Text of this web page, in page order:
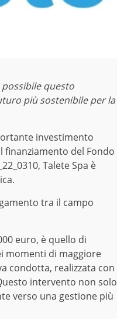
questo
più sostenibile per la
investimento
finanziamento del Fondo
Talete Spa è
tra il campo
euro, è quello di
momenti di maggiore
condotta, realizzata con
intervento non solo
verso una gestione più